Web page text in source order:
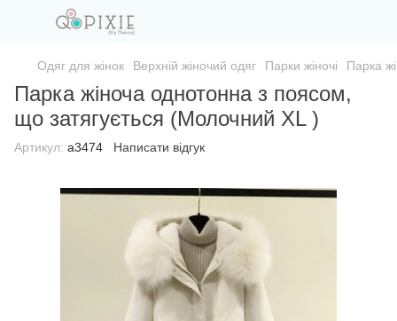
Одяг для жінок Верхній жіночий одяг Парки жіночі Парка
Парка жіноча однотонна з поясом,
що затягується (Молочний XL )
Артикул: а3474 Написати відгук